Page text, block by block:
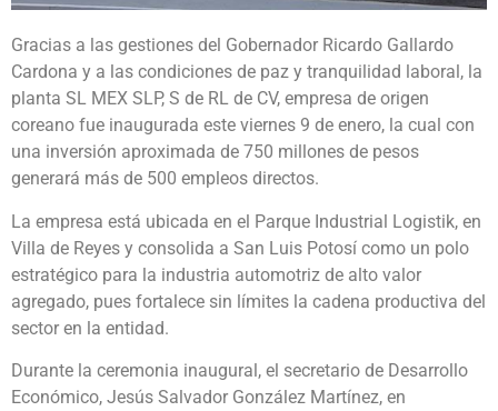
Gracias a las gestiones del Gobernador Ricardo Gallardo
Cardona y a las condiciones de paz y tranquilidad laboral, la
planta SL MEX SLP, S de RL de CV, empresa de origen
coreano fue inaugurada este viernes 9 de enero, la cual con
una inversión aproximada de 750 millones de pesos
generará más de 500 empleos directos.
La empresa está ubicada en el Parque Industrial Logistik, en
Villa de Reyes y consolida a San Luis Potosí como un polo
estratégico para la industria automotriz de alto valor
agregado, pues fortalece sin límites la cadena productiva del
sector en la entidad.
Durante la ceremonia inaugural, el secretario de Desarrollo
Económico, Jesús Salvador González Martínez, en